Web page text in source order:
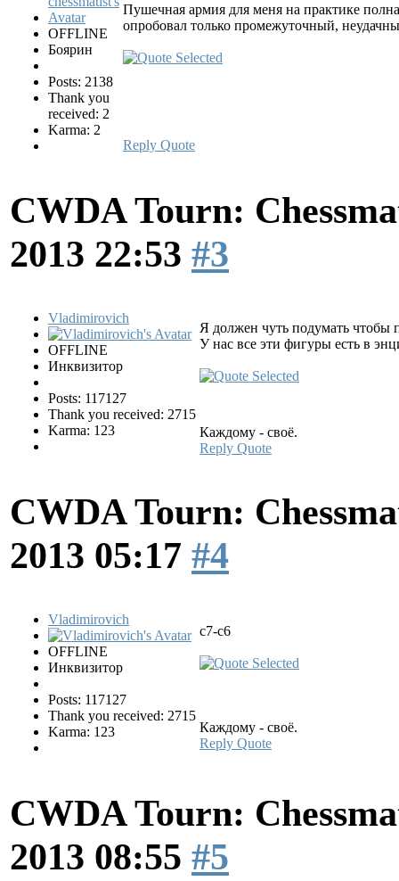
OFFLINE
Боярин
Posts: 2138
Thank you
received: 2
Karma: 2
Пушечная армия для меня на практике
опробовал только промежуточный,
Reply Quote
CWDA Tourn:
2013 22:53 #3
Vladimirovich
OFFLINE
Инквизитор
Posts: 117127
Thank you received: 2715
Karma: 123
Я должен чуть подумать чтобы
У нас все эти фигуры есть в
Каждому - своё.
Reply Quote
CWDA Tourn:
2013 05:17 #4
Vladimirovich
OFFLINE
Инквизитор
Posts: 117127
Thank you received: 2715
Karma: 123
c7-c6
Каждому - своё.
Reply Quote
CWDA Tourn:
2013 08:55 #5